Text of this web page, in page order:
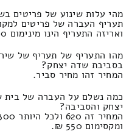
מהי עלות שינוע של פריטים
תעריף העברה של פריטים
ואריזה התעריף הינו מינימום 200 ₪.
מהו התעריף של תעריף של
בסביבת שדה יצחק?
המחיר זהו מחיר סביר.
כמה נשלם על העברה של בית
יצחק והסביבה?
ומקסימום 550 ₪.